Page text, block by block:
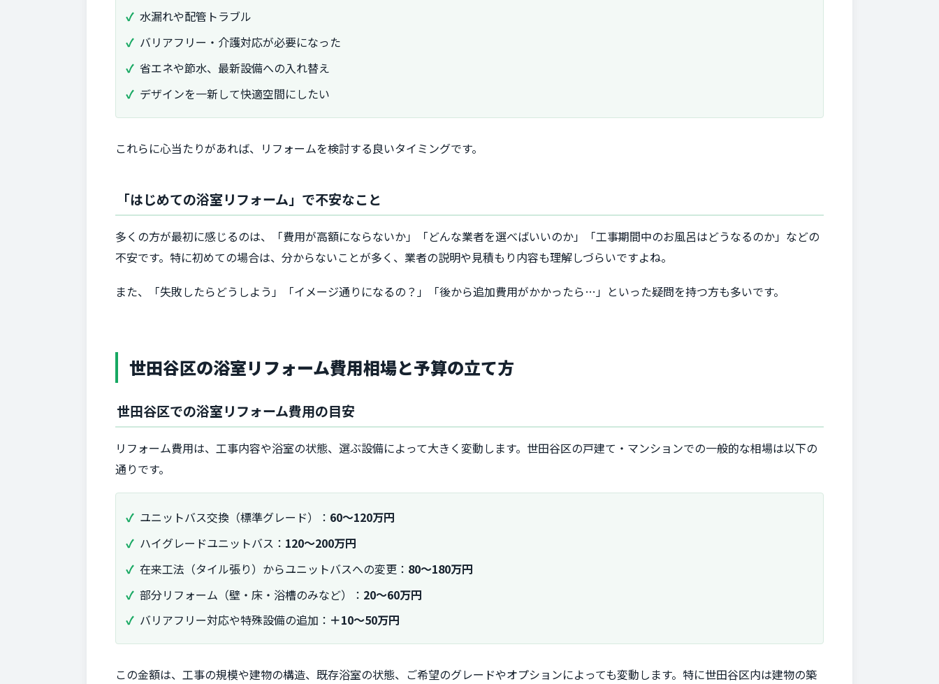
水漏れや配管トラブル
バリアフリー・介護対応が必要になった
省エネや節水、最新設備への入れ替え
デザインを一新して快適空間にしたい
これらに心当たりがあれば、リフォームを検討する良いタイミングです。
「はじめての浴室リフォーム」で不安なこと
多くの方が最初に感じるのは、「費用が高額にならないか」「どんな業者を選べばいいのか」「工事期間中のお風呂はどうなるのか」などの
不安です。特に初めての場合は、分からないことが多く、業者の説明や見積もり内容も理解しづらいですよね。
また、「失敗したらどうしよう」「イメージ通りになるの？」「後から追加費用がかかったら…」といった疑問を持つ方も多いです。
世田谷区の浴室リフォーム費用相場と予算の立て方
世田谷区での浴室リフォーム費用の目安
リフォーム費用は、工事内容や浴室の状態、選ぶ設備によって大きく変動します。世田谷区の戸建て・マンションでの一般的な相場は以下の
通りです。
ユニットバス交換（標準グレード）： 60〜120万円
ハイグレードユニットバス： 120〜200万円
在来工法（タイル張り）からユニットバスへの変更： 80〜180万円
部分リフォーム（壁・床・浴槽のみなど）： 20〜60万円
バリアフリー対応や特殊設備の追加： ＋10〜50万円
この金額は、工事の規模や建物の構造、既存浴室の状態、ご希望のグレードやオプションによっても変動します。特に世田谷区内は建物の築